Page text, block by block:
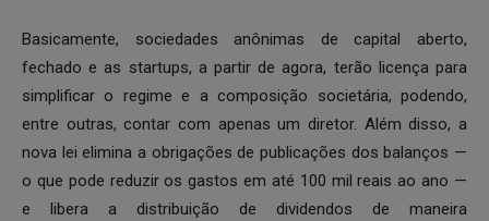
Basicamente, sociedades anônimas de capital aberto,
fechado e as startups, a partir de agora, terão licença para
simplificar o regime e a composição societária, podendo,
entre outras, contar com apenas um diretor. Além disso, a
nova lei elimina a obrigações de publicações dos balanços —
o que pode reduzir os gastos em até 100 mil reais ao ano —
e libera a distribuição de dividendos de maneira